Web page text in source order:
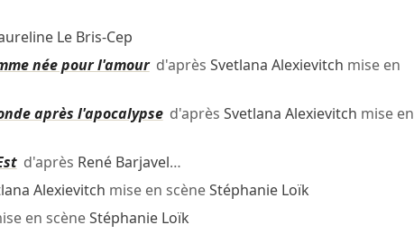
Le Bris-Cep
née pour l'amourd'après Svetlana Alexievitch mise en
après l'apocalypsed'après Svetlana Alexievitch mise en
d'après René Barjavel…
Alexievitch mise en scèneStéphanie Loïk
en scèneStéphanie Loïk